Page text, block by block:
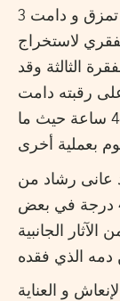
على الصدر لرتق عرق القلب الذي تمزق و دامت 3
لاستخراج
الثالثة وقد
على رقبته دامت
ساعتين اثر التهاب, كل هذا في ظرف 48 ساعة حيث ما
عانى رشاد من
الحرارة المرتفعة لجسده لتصل 42 درجة في بعض
الجانبية
و العناية